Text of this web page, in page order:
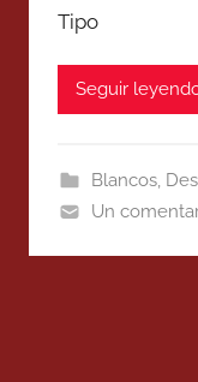
Tipo
Seguir
Blancos,
Un